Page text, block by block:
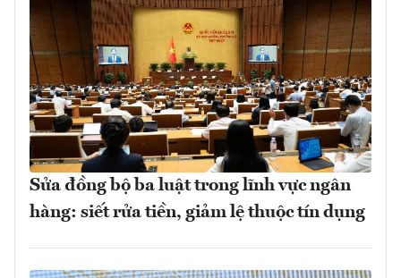
Sửa đồng bộ ba luật trong lĩnh vực ngân
hàng: siết rửa tiền, giảm lệ thuộc tín dụng